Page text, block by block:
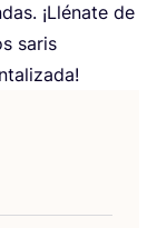
¡Llé­na­te de
saris